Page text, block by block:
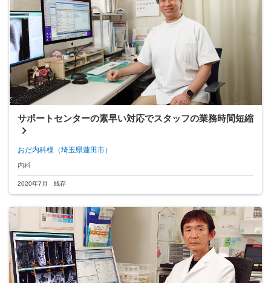
サポートセンターの素早い対応でスタッフの業務時間短縮
おだ内科様 （埼玉県蓮田市）
内科
2020年7月 既存